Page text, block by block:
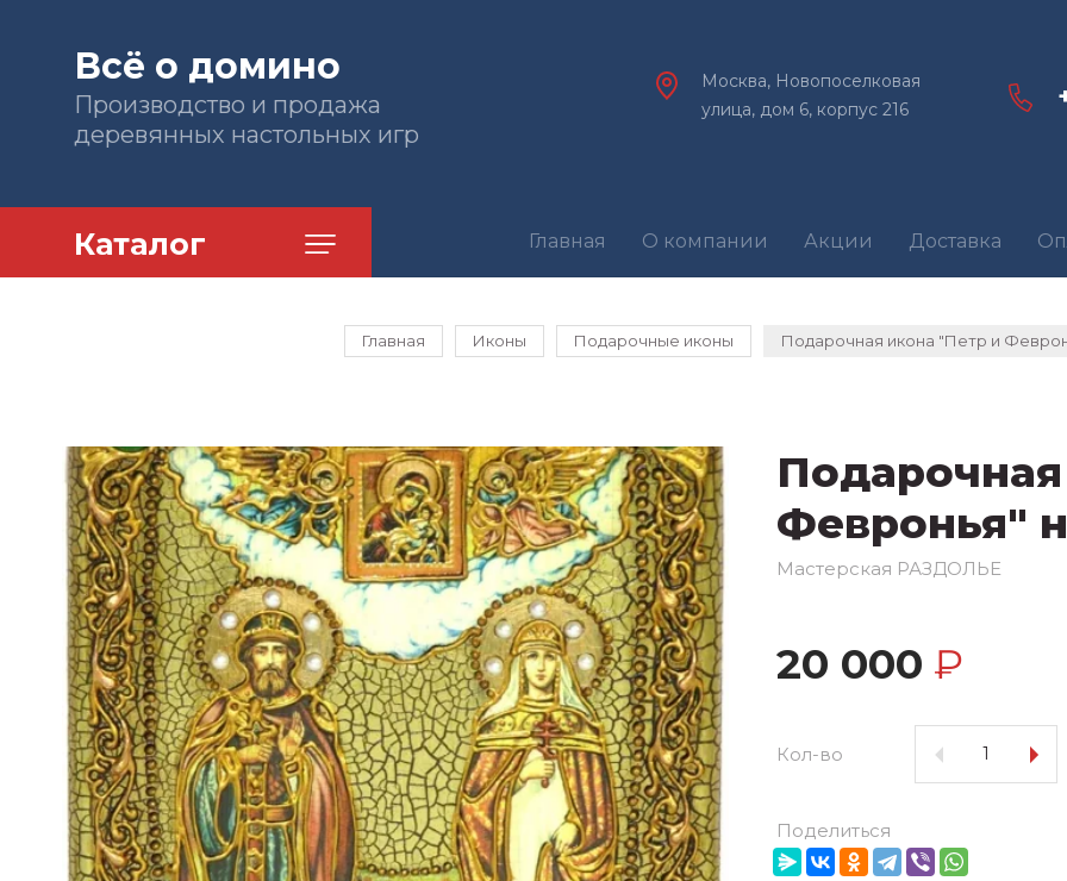
Всё о домино
Производство и продажа
деревянных настольных игр
Москва, Новопоселковая
улица, дом 6, корпус 216
Каталог Главная О компании Акции Доставка
Главная Иконы Подарочные иконы Подарочная икона "Петр и
Февронья"
Мастерская РАЗДОЛЬЕ
20 000 ₽
Кол-во
Поделиться